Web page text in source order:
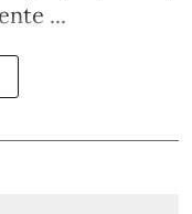
...